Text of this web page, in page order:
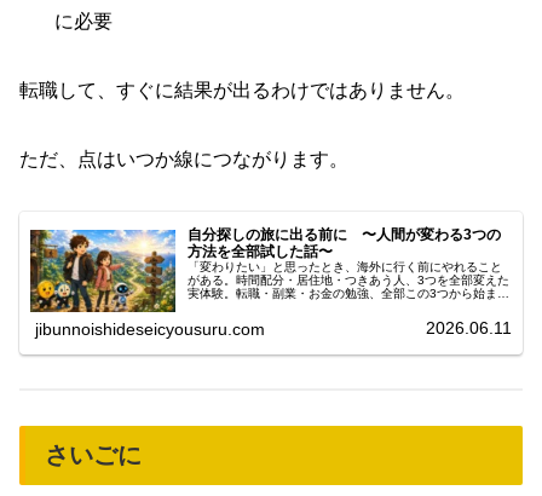
に必要
転職して、すぐに結果が出るわけではありません。
ただ、点はいつか線につながります。
自分探しの旅に出る前に 〜人間が変わる3つの
方法を全部試した話〜
「変わりたい」と思ったとき、海外に行く前にやれること
がある。時間配分・居住地・つきあう人、3つを全部変えた
実体験。転職・副業・お金の勉強、全部この3つから始まり
jibunnoishideseicyousuru.com 2026.06.11
さいごに